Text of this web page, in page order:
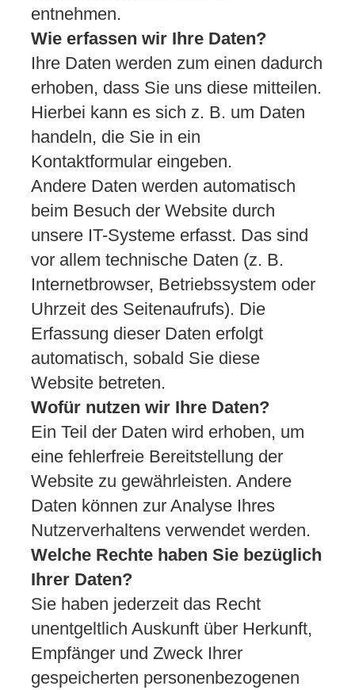
entnehmen.
Wie erfassen wir Ihre Daten?
Ihre Daten werden zum einen dadurch
erhoben, dass Sie uns diese mitteilen.
Hierbei kann es sich z. B. um Daten
handeln, die Sie in ein
Kontaktformular eingeben.
Andere Daten werden automatisch
beim Besuch der Website durch
unsere IT-Systeme erfasst. Das sind
vor allem technische Daten (z. B.
Internetbrowser, Betriebssystem oder
Uhrzeit des Seitenaufrufs). Die
Erfassung dieser Daten erfolgt
automatisch, sobald Sie diese
Website betreten.
Wofür nutzen wir Ihre Daten?
Ein Teil der Daten wird erhoben, um
eine fehlerfreie Bereitstellung der
Website zu gewährleisten. Andere
Daten können zur Analyse Ihres
Nutzerverhaltens verwendet werden.
Welche Rechte haben Sie bezüglich
Ihrer Daten?
Sie haben jederzeit das Recht
unentgeltlich Auskunft über Herkunft,
Empfänger und Zweck Ihrer
gespeicherten personenbezogenen